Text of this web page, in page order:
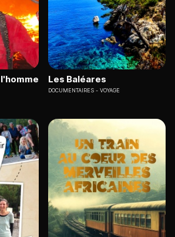
Les Baléares
DOCUMENTAIRES VOYAGE